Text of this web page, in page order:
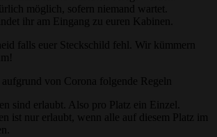
möglich, sofern niemand wartet.
ihr am Eingang zu euren Kabinen.
falls euer Steckschild fehl. Wir kümmern
von Corona folgende Regeln
sind erlaubt. Also pro Platz ein Einzel.
ist nur erlaubt, wenn alle auf diesem Platz im